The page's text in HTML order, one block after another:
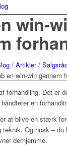
win-
/ Artikler /
en win-win gennem
forhandling. Det er
en
at blive en stærk
teknik. Og husk – du
derhjemme.